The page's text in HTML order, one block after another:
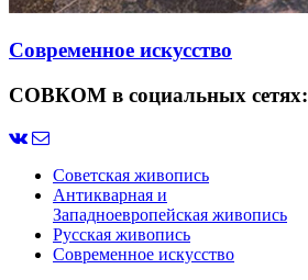
Современное искусство
СОВКОМ в социальных сетях:
Советская живопись
Антикварная и
Западноевропейская живопись
Русская живопись
Современное искусство